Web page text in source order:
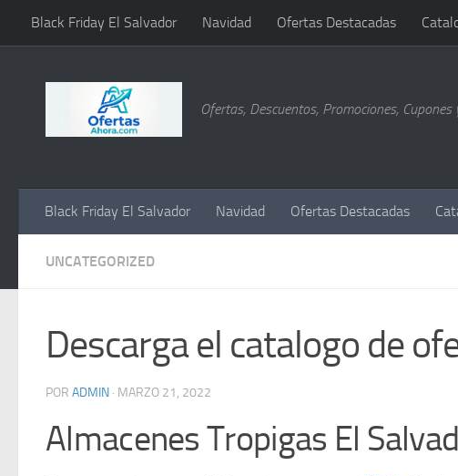
Saltar al contenido
Black Friday El Salvador Navidad Ofertas Destacadas
Ofertas, Descuentos, Promociones, Cupones
Black Friday El Salvador Navidad Ofertas Destacadas
UNCATEGORIZED
Descarga el catalogo de
POR ADMIN · MARZO 21, 2022
Almacenes Tropigas El